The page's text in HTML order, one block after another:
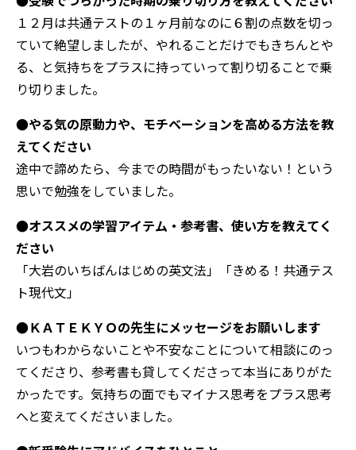
１２月は共通テストの１ヶ月前なのに６割の点数を切っ
ていて絶望しましたが、やれることだけでもきちんとや
る、と気持ちをプラスに持っていって割り切ることで乗
り切りました。
●やる気の原動力や、モチベーションを高める方法を教
えてください
途中で諦めたら、今までの時間がもったいない！という
思いで勉強をしていました。
●オススメの学習アイテム・参考書、使い方を教えてく
ださい
「大岩のいちばんはじめの英文法」「きめる！共通テス
ト現代文」
●ＫＡＴＥＫＹＯの先生にメッセージをお願いします
いつもわからないことや不安なことについて相談にのっ
てくださり、参考書も貸してくださって本当にありがた
かったです。気持ちの面でもマイナス思考をプラス思考
へと変えてくださいました。